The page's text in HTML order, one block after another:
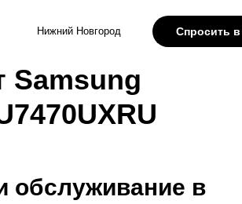
Нижний Новгород Спросить в
Samsung
обслуживание в